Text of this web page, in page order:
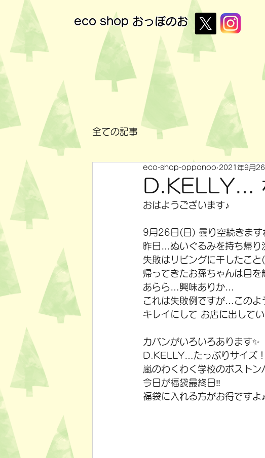
eco shop おっぽのお
全ての記事
D.KELLY…
eco-shop-opponoo 2021年9月26
おはようございます♪
9月26日(日) 曇り空続きま
昨日…ぬいぐるみを持ち帰り
失敗はリビングに干したこと(
帰ってきたお孫ちゃんは目を
あらら…興味ありか…
これは失敗例ですが…このよ
キレイにして お店に出して
カバンがいろいろあります✨
D.KELLY…たっぷりサイズ
嵐のわくわく学校のボストン
今日が福袋最終日‼️
福袋に入れる方がお得ですよ♪